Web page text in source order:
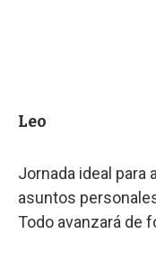
Leo
Jornada ideal para
asuntos
Todo avanzará de